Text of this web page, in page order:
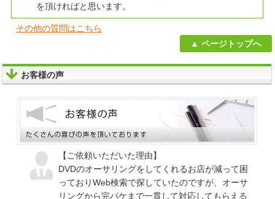
を頂ければと思います。
その他の質問はこちら
ページトップへ
お客様の声